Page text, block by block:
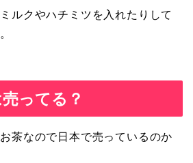
ルクやハチミツを入れたりして
ってる？
茶なので日本で売っているのか